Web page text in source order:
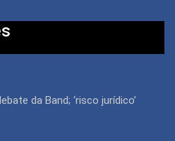
da Band; ‘risco jurídico’